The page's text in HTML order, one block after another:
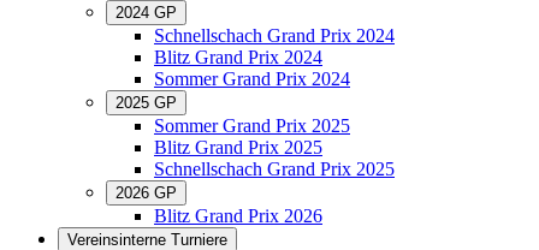
2024 GP
Schnellschach Grand Prix 2024
Blitz Grand Prix 2024
Sommer Grand Prix 2024
2025 GP
Sommer Grand Prix 2025
Blitz Grand Prix 2025
Schnellschach Grand Prix 2025
2026 GP
Blitz Grand Prix 2026
Vereinsinterne Turniere